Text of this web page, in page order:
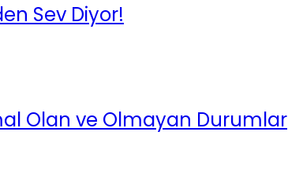
Sev Diyor!
Olan ve Olmayan Durumlar